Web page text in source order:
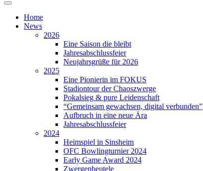
Home
News
2026
Eine Saison die bleibt
Jahresabschlussfeier
Neujahrsgrüße für 2026
2025
Eine Pionierin im FOKUS
Stadiontour der Chaoszwerge
Pokalsieg & pure Leidenschaft
“Gemeinsam gewachsen, digital verbunden”
Aufbruch in eine neue Ära
Jahresabschlussfeier
2024
Heimspiel in Sinsheim
OFC Bowlingturnier 2024
Early Game Award 2024
Zwergenbeutele